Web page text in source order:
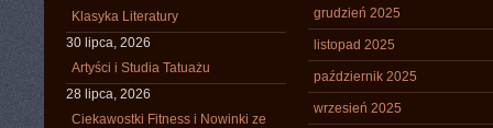
Klasyka Literatury
30 lipca, 2026
Artyści i Studia Tatuażu
28 lipca, 2026
Ciekawostki Fitness i Nowinki ze
grudzień 2025
listopad 2025
październik 2025
wrzesień 2025